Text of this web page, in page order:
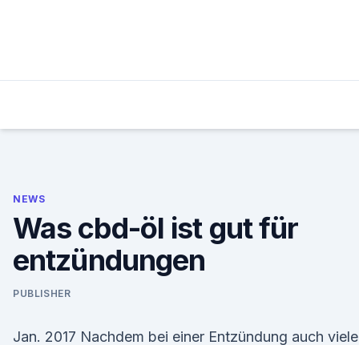
NEWS
Was cbd-öl ist gut für
entzündungen
PUBLISHER
Jan. 2017 Nachdem bei einer Entzündung auch viele